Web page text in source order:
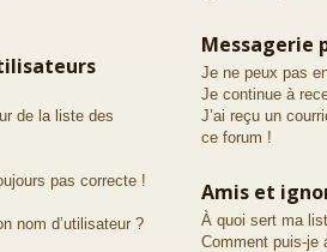
de la liste des
pas correcte !
nom d’utilisateur ?
Messagerie
Je ne peux pas
Je continue à
J’ai reçu un
ce forum !
Amis et
À quoi sert ma
Comment puis-je